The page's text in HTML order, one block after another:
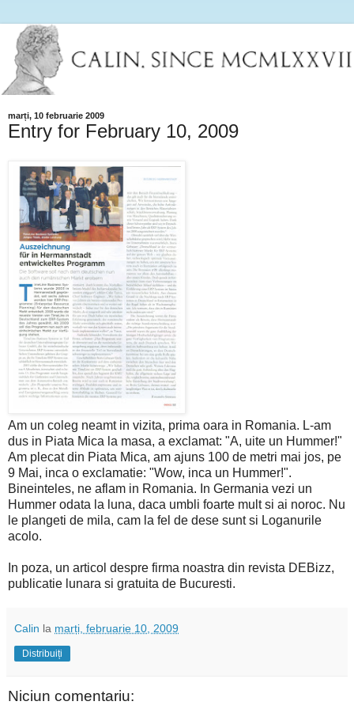
marți, 10 februarie 2009
Entry for February 10, 2009
Am un coleg neamt in vizita, prima oara in Romania. L-am
dus in Piata Mica la masa, a exclamat: "A, uite un Hummer!"
Am plecat din Piata Mica, am ajuns 100 de metri mai jos, pe
9 Mai, inca o exclamatie: "Wow, inca un Hummer!".
Bineinteles, ne aflam in Romania. In Germania vezi un
Hummer odata la luna, daca umbli foarte mult si ai noroc. Nu
le plangeti de mila, cam la fel de dese sunt si Loganurile
acolo.
In poza, un articol despre firma noastra din revista DEBizz,
publicatie lunara si gratuita de Bucuresti.
Calin la marți, februarie 10, 2009
Distribuiți
Niciun comentariu: